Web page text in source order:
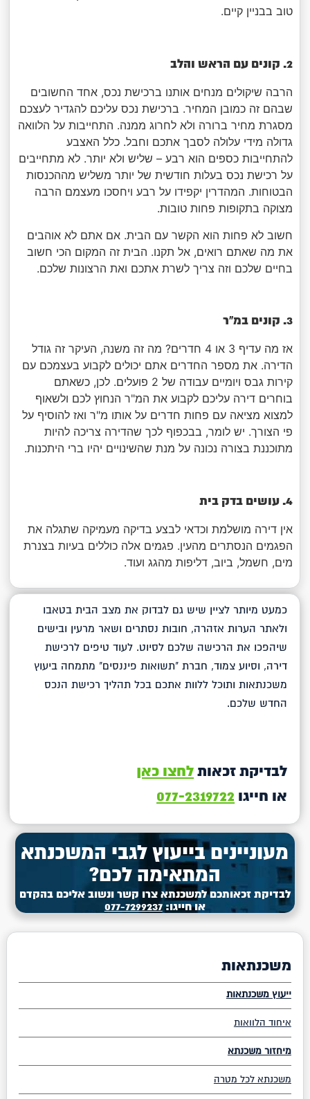
משכנתאות
ייעוץ משכנתאות
איחוד הלוואות
מיחזור משכנתא
משכנתא לכל מטרה
טוב בבניין קיים.
2. קונים עם הראש והלב
הרבה שיקולים מנחים אותנו ברכישת נכס, אחד החשובים
שבהם זה כמובן המחיר. ברכישת נכס עליכם להגדיר לעצכם
מסגרת מחיר ברורה ולא לחרוג ממנה. התחייבות על הלוואה
גדולה מידי עלולה לסבך אתכם וחבל. כלל האצבע
להתחייבות כספים הוא רבע – שליש ולא יותר. לא מתחייבים
על רכישת נכס בעלות חודשית של יותר משליש מההכנסות
הבטוחות. המהדרין יקפידו על רבע ויחסכו מעצמם הרבה
מצוקה בתקופות פחות טובות.
חשוב לא פחות הוא הקשר עם הבית. אם אתם לא אוהבים
את מה שאתם רואים, אל תקנו. הבית זה המקום הכי חשוב
בחיים שלכם וזה צריך לשרת אתכם ואת הרצונות שלכם.
3. קונים במ"ר
אז מה עדיף 3 או 4 חדרים? מה זה משנה, העיקר זה גודל
הדירה. את מספר החדרים אתם יכולים לקבוע בעצמכם עם
קירות גבס ויומיים עבודה של 2 פועלים. לכן, כשאתם
בוחרים דירה עליכם לקבוע את המ"ר הנחוץ לכם ולשאוף
למצוא מציאה עם פחות חדרים על אותו מ"ר ואז להוסיף על
פי הצורך. יש לומר, בבכפוף לכך שהדירה צריכה להיות
מתוכננת בצורה נכונה על מנת שהשינויים יהיו ברי היתכנות.
4. עושים בדק בית
אין דירה מושלמת וכדאי לבצע בדיקה מעמיקה שתגלה את
הפגמים הנסתרים מהעין. פגמים אלה כוללים בעיות בצנרת
מים, חשמל, ביוב, דליפות מהגג ועוד.
כמעט מיותר לציין שיש גם לבדוק את מצב הבית בטאבו
ולאתר הערות אזהרה, חובות נסתרים ושאר מרעין ובישים
שיהפכו את הרכישה שלכם לסיוט. לעוד טיפים לרכישת
דירה, וסיוע צמוד, חברת "תשואות פיננסים" מתמחה ביעוץ
משכנתאות ותוכל ללוות אתכם בכל תהליך רכישת הנכס
החדש שלכם.
לבדיקת זכאותלחצו כאן
או חייגו 077-2319722
מעוניינים בייעוץ לגבי המשכנתא
המתאימה לכם?
לבדיקת זכאותכם למשכנתא צרו קשר ונשוב אליכם בהקדם
או חייגו:077-7299237